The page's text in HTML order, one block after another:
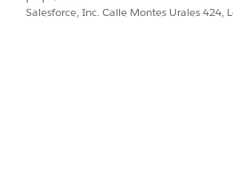
en lugar los
Salesforce, Inc. Calle Montes Urales 424,